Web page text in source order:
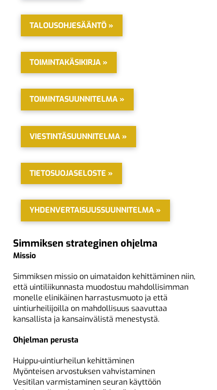
TALOUSOHJESÄÄNTÖ »
TOIMINTAKÄSIKIRJA »
TOIMINTASUUNNITELMA »
VIESTINTÄSUUNNITELMA »
TIETOSUOJASELOSTE »
YHDENVERTAISUUSSUUNNITELMA »
Simmiksen strateginen ohjelma
Missio
Simmiksen missio on uimataidon kehittäminen niin,
että uintiliikunnasta muodostuu mahdollisimman
monelle elinikäinen harrastusmuoto ja että
uintiurheilijoilla on mahdollisuus saavuttaa
kansallista ja kansainvälistä menestystä.
Ohjelman perusta
Huippu-uintiurheilun kehittäminen
Myönteisen arvostuksen vahvistaminen
Vesitilan varmistaminen seuran käyttöön